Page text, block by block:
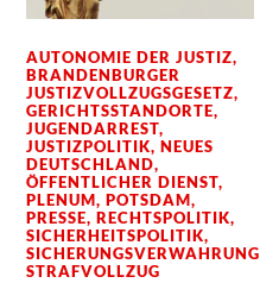
AUTONOMIE DER JUSTIZ,
BRANDENBURGER
JUSTIZVOLLZUGSGESETZ,
GERICHTSSTANDORTE,
JUGENDARREST,
JUSTIZPOLITIK,NEUES
DEUTSCHLAND,
ÖFFENTLICHER DIENST,
PLENUM,POTSDAM,
PRESSE,RECHTSPOLITIK,
SICHERHEITSPOLITIK,
SICHERUNGSVERWAHRUNG
STRAFVOLLZUG